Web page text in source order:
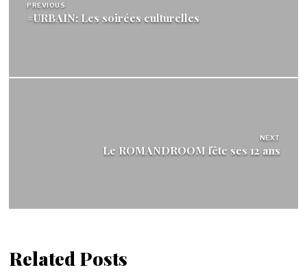
l’article
PREVIOUS
#URBAIN: Les soirées culturelles
NEXT
Le ROMANDROOM fête ses 12 ans
Related Posts